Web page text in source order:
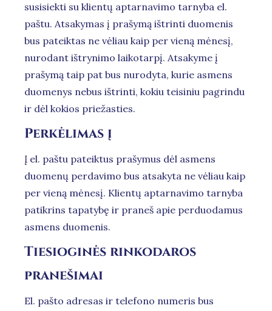
susisiekti su klientų aptarnavimo tarnyba el.
paštu. Atsakymas į prašymą ištrinti duomenis
bus pateiktas ne vėliau kaip per vieną mėnesį,
nurodant ištrynimo laikotarpį. Atsakyme į
prašymą taip pat bus nurodyta, kurie asmens
duomenys nebus ištrinti, kokiu teisiniu pagrindu
ir dėl kokios priežasties.
Perkėlimas į
Į el. paštu pateiktus prašymus dėl asmens
duomenų perdavimo bus atsakyta ne vėliau kaip
per vieną mėnesį. Klientų aptarnavimo tarnyba
patikrins tapatybę ir praneš apie perduodamus
asmens duomenis.
Tiesioginės rinkodaros
pranešimai
El. pašto adresas ir telefono numeris bus